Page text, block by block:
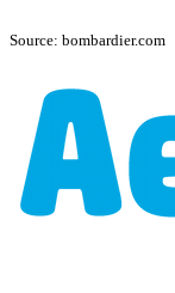
Source: bombardier.com